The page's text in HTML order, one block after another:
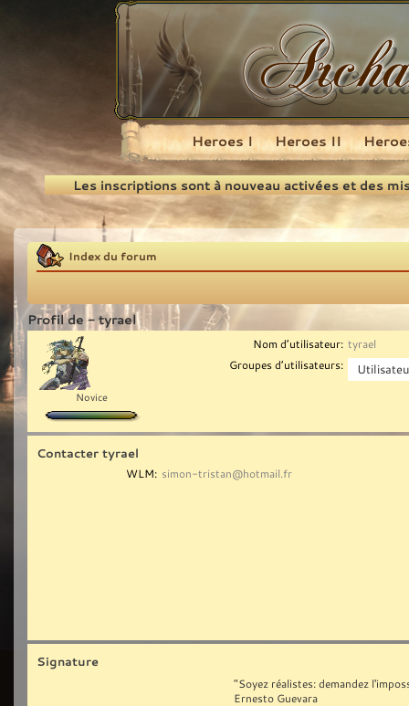
Recherche
Heroes I Heroes II
Les inscriptions sont à nouveau activées et des
Index du forum
Profil de - tyrael
Novice
Nom d’utilisateur: tyrael
Groupes d’utilisateurs:
Contacter tyrael
WLM: simon-tristan@hotmail.fr
Signature
"Soyez réalistes: demandez
Ernesto Guevara